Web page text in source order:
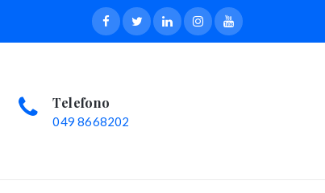
Telefono
049 8668202